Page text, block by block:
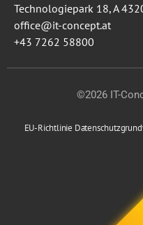
Technologiepark 18, A
office@it-concept.at
+43 7262 58800
©2026 IT-
EU-Richtlinie